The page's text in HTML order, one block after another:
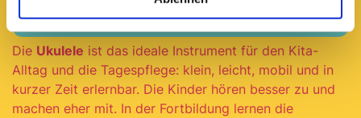
Fortbildung anfragen
Die Ukulele ist das ideale Instrument für den Kita-
Alltag und die Tagespflege: klein, leicht, mobil und in
kurzer Zeit erlernbar. Die Kinder hören besser zu und
machen eher mit. In der Fortbildung lernen die